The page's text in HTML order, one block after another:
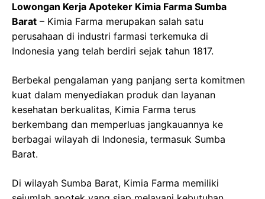
Lowongan Kerja Apoteker Kimia Farma Sumba
Barat – Kimia Farma merupakan salah satu
perusahaan di industri farmasi terkemuka di
Indonesia yang telah berdiri sejak tahun 1817.
Berbekal pengalaman yang panjang serta komitmen
kuat dalam menyediakan produk dan layanan
kesehatan berkualitas, Kimia Farma terus
berkembang dan memperluas jangkauannya ke
berbagai wilayah di Indonesia, termasuk Sumba
Barat.
Di wilayah Sumba Barat, Kimia Farma memiliki